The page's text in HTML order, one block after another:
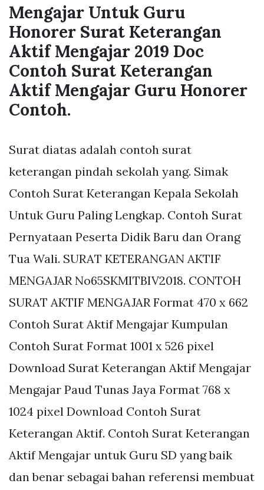
Mengajar Untuk Guru
Honorer Surat Keterangan
Aktif Mengajar 2019 Doc
Contoh Surat Keterangan
Aktif Mengajar Guru Honorer
Contoh.
Surat diatas adalah contoh surat
keterangan pindah sekolah yang. Simak
Contoh Surat Keterangan Kepala Sekolah
Untuk Guru Paling Lengkap. Contoh Surat
Pernyataan Peserta Didik Baru dan Orang
Tua Wali. SURAT KETERANGAN AKTIF
MENGAJAR No65SKMITBIV2018. CONTOH
SURAT AKTIF MENGAJAR Format 470 x 662
Contoh Surat Aktif Mengajar Kumpulan
Contoh Surat Format 1001 x 526 pixel
Download Surat Keterangan Aktif Mengajar
Mengajar Paud Tunas Jaya Format 768 x
1024 pixel Download Contoh Surat
Keterangan Aktif. Contoh Surat Keterangan
Aktif Mengajar untuk Guru SD yang baik
dan benar sebagai bahan referensi membuat